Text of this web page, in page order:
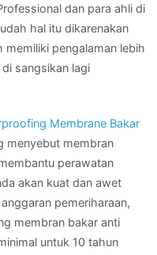
dan para ahli di
hal itu dikarenakan
pengalaman lebih
sangsikan lagi
Membrane Bakar
menyebut membran
perawatan
akan kuat dan awet
pemeriharaan,
membran bakar anti
untuk 10 tahun